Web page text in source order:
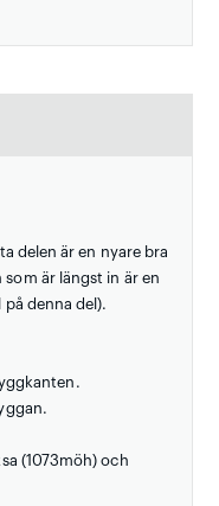
delen är en nyare bra
är längst in är en
denna del).
(1073möh) och